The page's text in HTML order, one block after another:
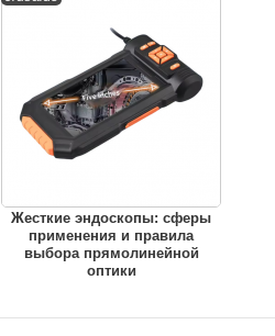
Жесткие эндоскопы: сферы
применения и правила
выбора прямолинейной
оптики